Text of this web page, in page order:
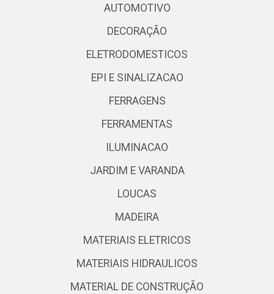
AUTOMOTIVO
DECORAÇÃO
ELETRODOMESTICOS
EPI E SINALIZACAO
FERRAGENS
FERRAMENTAS
ILUMINACAO
JARDIM E VARANDA
LOUCAS
MADEIRA
MATERIAIS ELETRICOS
MATERIAIS HIDRAULICOS
MATERIAL DE CONSTRUÇÃO